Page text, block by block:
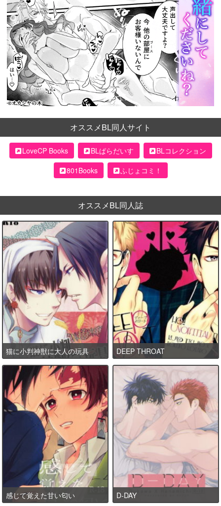
オススメBL同人サイト
LoveCP Books BLぱらだいす
BLコレクション
801Books
ふじょコミ！
オススメBL同人誌
猫に小判神獣に大人の玩具 DEEP THROAT
感じて覚えた甘い匂い D-DAY